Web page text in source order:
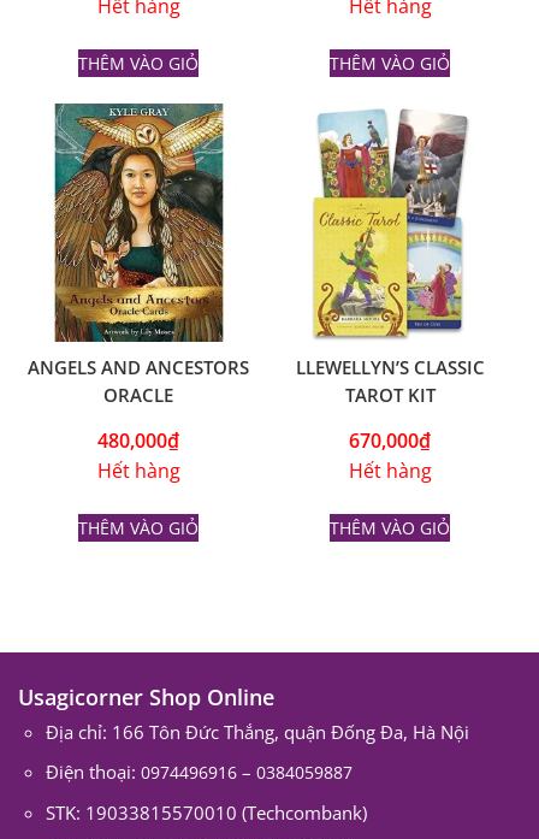
Hết hàng
THÊM VÀO GIỎ
Hết hàng
THÊM VÀO GIỎ
ANGELS AND ANCESTORS
ORACLE
480,000₫
Hết hàng
THÊM VÀO GIỎ
LLEWELLYN’S CLASSIC
TAROT KIT
670,000₫
Hết hàng
THÊM VÀO GIỎ
Usagicorner Shop Online
Địa chỉ: 166 Tôn Đức Thắng, quận Đống Đa, Hà Nội
Điện thoại: 0974496916 – 0384059887
STK: 19033815570010 (Techcombank)